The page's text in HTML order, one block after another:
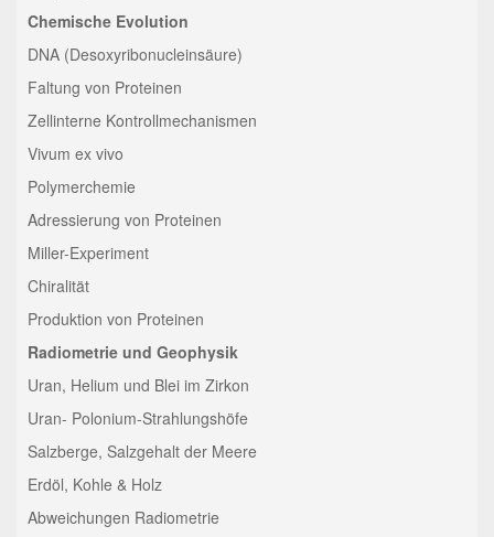
Chemische Evolution
DNA (Desoxyribonucleinsäure)
Faltung von Proteinen
Zellinterne Kontrollmechanismen
Vivum ex vivo
Polymerchemie
Adressierung von Proteinen
Miller-Experiment
Chiralität
Produktion von Proteinen
Radiometrie und Geophysik
Uran, Helium und Blei im Zirkon
Uran- Polonium-Strahlungshöfe
Salzberge, Salzgehalt der Meere
Erdöl, Kohle & Holz
Abweichungen Radiometrie